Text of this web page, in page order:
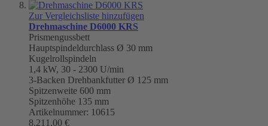
Zur Vergleichsliste hinzufügen
Drehmaschine D6000 KRS
Prismengussbett
Hauptspindeldurchlass Ø 30 mm
Kugelrollspindeln
1,4 kW, 30 - 2300 U/min
3-Backen Drehbankfutter Ø 125 mm
Spitzenweite 600 mm
Spitzenhöhe 135 mm
Artikelnummer: 10615
8.211,00 €